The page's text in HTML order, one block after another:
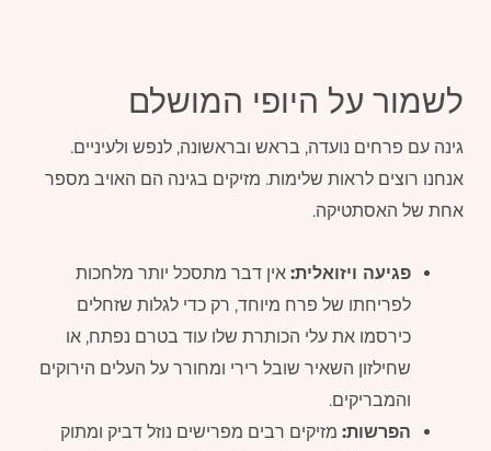
לשמור על היופי המושלם
גינה עם פרחים נועדה, בראש ובראשונה, לנפש ולעיניים.
אנחנו רוצים לראות שלימות. מזיקים בגינה הם האויב מספר
אחת של האסתטיקה.
פגיעה ויזואלית: אין דבר מתסכל יותר מלחכות
לפריחתו של פרח מיוחד, רק כדי לגלות שזחלים
כירסמו את עלי הכותרת שלו עוד בטרם נפתח, או
שחילזון השאיר שובל רירי ומחורר על העלים הירוקים
והמבריקים.
הפרשות: מזיקים רבים מפרישים נוזל דביק ומתוק